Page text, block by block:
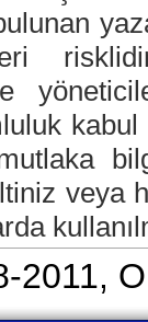
veya
2011,